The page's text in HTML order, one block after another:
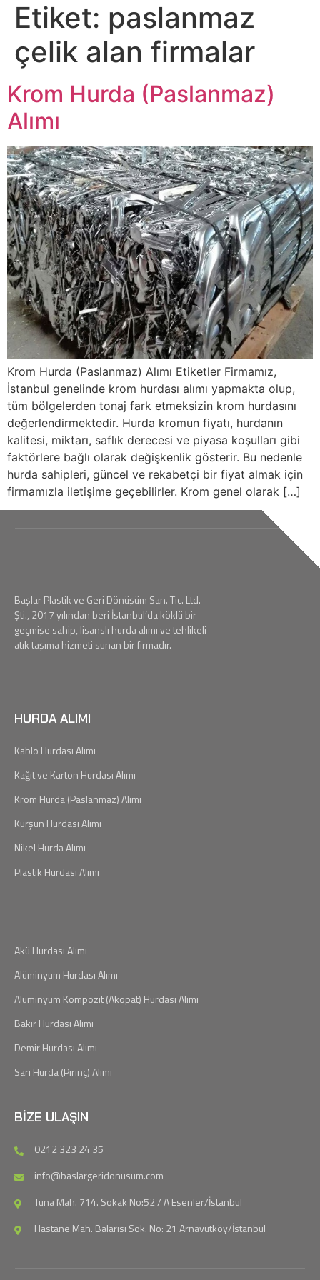
Etiket: paslanmaz
çelik alan firmalar
Krom Hurda (Paslanmaz)
Alımı
Krom Hurda (Paslanmaz) Alımı Etiketler Firmamız,
İstanbul genelinde krom hurdası alımı yapmakta olup,
tüm bölgelerden tonaj fark etmeksizin krom hurdasını
değerlendirmektedir. Hurda kromun fiyatı, hurdanın
kalitesi, miktarı, saflık derecesi ve piyasa koşulları gibi
faktörlere bağlı olarak değişkenlik gösterir. Bu nedenle
hurda sahipleri, güncel ve rekabetçi bir fiyat almak için
firmamızla iletişime geçebilirler. Krom genel olarak […]
Başlar Plastik ve Geri Dönüşüm San. Tic. Ltd.
Şti., 2017 yılından beri İstanbul’da köklü bir
geçmişe sahip, lisanslı hurda alımı ve tehlikeli
atık taşıma hizmeti sunan bir firmadır.
HURDA ALIMI
Kablo Hurdası Alımı
Kağıt ve Karton Hurdası Alımı
Krom Hurda (Paslanmaz) Alımı
Kurşun Hurdası Alımı
Nikel Hurda Alımı
Plastik Hurdası Alımı
Akü Hurdası Alımı
Alüminyum Hurdası Alımı
Alüminyum Kompozit (Akopat) Hurdası Alımı
Bakır Hurdası Alımı
Demir Hurdası Alımı
Sarı Hurda (Pirinç) Alımı
BIZE ULAŞIN
0212 323 24 35
info@baslargeridonusum.com
Tuna Mah. 714. Sokak No:52 / A Esenler/İstanbul
Hastane Mah. Balarısı Sok. No: 21 Arnavutköy/İstanbul